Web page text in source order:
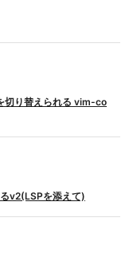
切り替えられる vim-co
v2(LSPを添えて)